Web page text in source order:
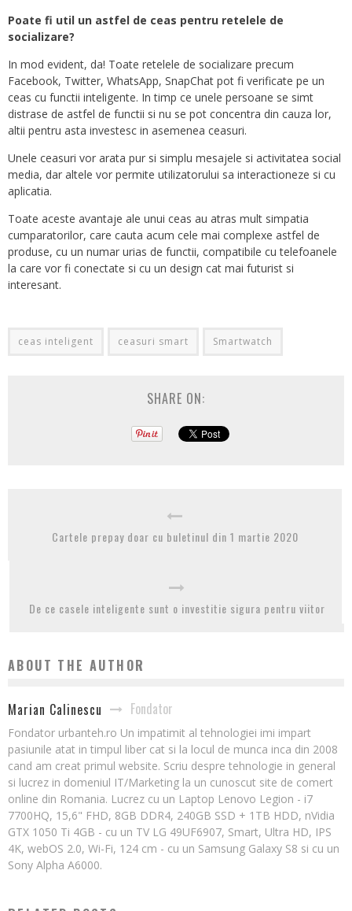
Poate fi util un astfel de ceas pentru retelele de
socializare?
In mod evident, da! Toate retelele de socializare precum
Facebook, Twitter, WhatsApp, SnapChat pot fi verificate pe un
ceas cu functii inteligente. In timp ce unele persoane se simt
distrase de astfel de functii si nu se pot concentra din cauza lor,
altii pentru asta investesc in asemenea ceasuri.
Unele ceasuri vor arata pur si simplu mesajele si activitatea social
media, dar altele vor permite utilizatorului sa interactioneze si cu
aplicatia.
Toate aceste avantaje ale unui ceas au atras mult simpatia
cumparatorilor, care cauta acum cele mai complexe astfel de
produse, cu un numar urias de functii, compatibile cu telefoanele
la care vor fi conectate si cu un design cat mai futurist si
interesant.
ceas inteligent ceasuri smart Smartwatch
SHARE ON:
Cartele prepay doar cu buletinul din 1 martie 2020
De ce casele inteligente sunt o investitie sigura pentru viitor
ABOUT THE AUTHOR
Marian Calinescu Fondator
Fondator urbanteh.ro Un impatimit al tehnologiei imi impart
pasiunile atat in timpul liber cat si la locul de munca inca din 2008
cand am creat primul website. Scriu despre tehnologie in general
si lucrez in domeniul IT/Marketing la un cunoscut site de comert
online din Romania. Lucrez cu un Laptop Lenovo Legion - i7
7700HQ, 15,6" FHD, 8GB DDR4, 240GB SSD + 1TB HDD, nVidia
GTX 1050 Ti 4GB - cu un TV LG 49UF6907, Smart, Ultra HD, IPS
4K, webOS 2.0, Wi-Fi, 124 cm - cu un Samsung Galaxy S8 si cu un
Sony Alpha A6000.